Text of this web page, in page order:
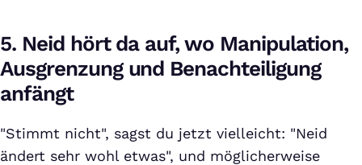
5. Neid hört da auf, wo Manipulation,
Ausgrenzung und Benachteiligung
anfängt
"Stimmt nicht", sagst du jetzt vielleicht: "Neid
ändert sehr wohl etwas", und möglicherweise